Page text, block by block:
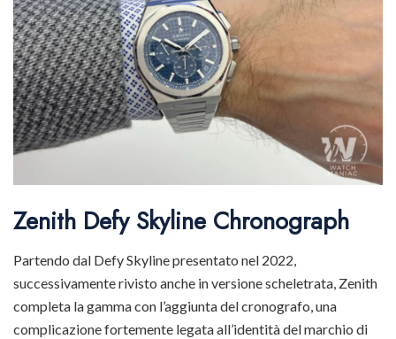
Zenith Defy Skyline Chronograph
Partendo dal Defy Skyline presentato nel 2022,
successivamente rivisto anche in versione scheletrata, Zenith
completa la gamma con l’aggiunta del cronografo, una
complicazione fortemente legata all’identità del marchio di